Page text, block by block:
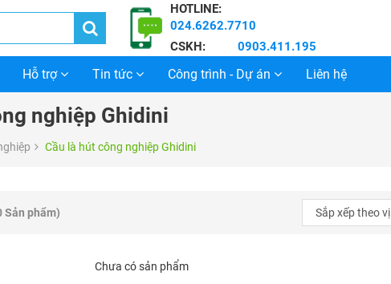
HOTLINE:
024.6262.7710
CSKH:
0903.411.195
Hỗ trợ Tin tức Công trình - Dự án Liên hệ
Cầu là hút công nghiệp Ghidini
nghiệp Ghidini
Sản phẩm)
Chưa có sản phẩm